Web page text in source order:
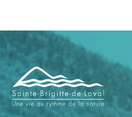
Navigation
de
pied
de